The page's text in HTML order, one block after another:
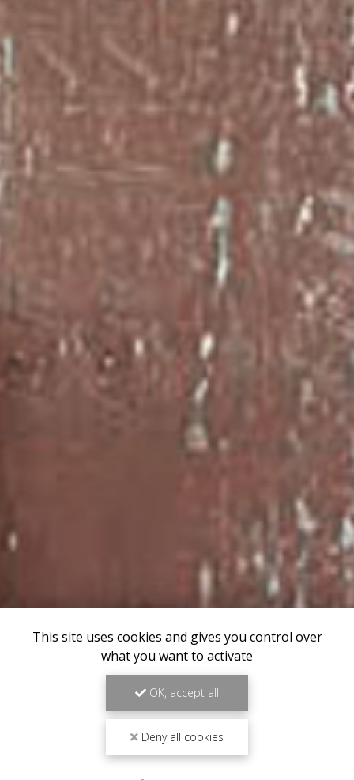
This site uses cookies and gives you control over
what you want to activate
OK, accept all
Deny all cookies